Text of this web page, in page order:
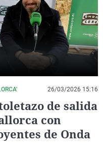
La rosa de los vientos
Gente viajera
Como el perro y el
Caso
Retornados
Equipo de
Operación Viuda
Extremadura
Galicia
La Rioja
Navarra
País Vasco
Virales
Televisión
Elecciones
26/03/2026 15:16
de salida
con
de Onda